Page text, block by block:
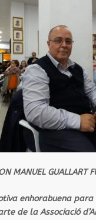
MANUEL GUALLART
enhorabuena para
de la Associació